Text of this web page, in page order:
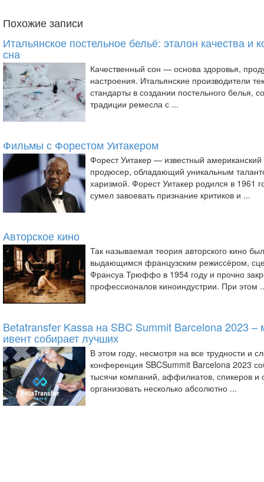
Похожие записи
Итальянское постельное бельё: эталон качества и
сна
Качественный сон — основа здоровья,
настроения. Итальянские производители
стандарты в создании постельного белья,
традиции ремесла с ...
Фильмы с Форестом Уитакером
Форест Уитакер — известный
продюсер, обладающий уникальным
харизмой. Форест Уитакер родился в 1961
сумел завоевать признание критиков и ...
Авторское кино
Так называемая теория авторского кино
выдающимся французским режиссёром,
Франсуа Трюффо в 1954 году и прочно
профессионалов киноиндустрии. При этом
Betatransfer Kassa на SBC Summit Barcelona 2023
ивент собирает лучших
В этом году, несмотря на все трудности и
конференция SBCSummit Barcelona 2023
тысячи компаний, аффилиатов, спикеров и
организовать несколько абсолютно ...